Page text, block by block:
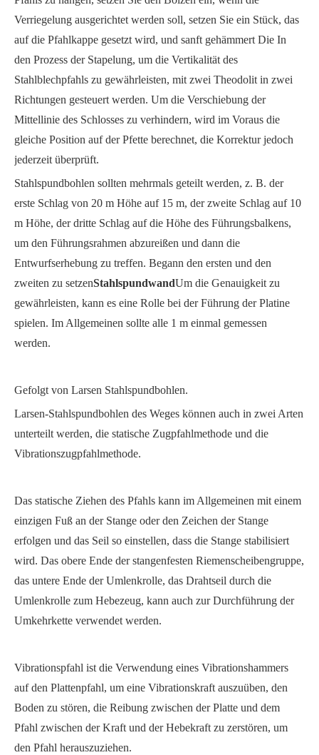
Verriegelung ausgerichtet werden soll, setzen Sie ein Stück, das
auf die Pfahlkappe gesetzt wird, und sanft gehämmert Die In
den Prozess der Stapelung, um die Vertikalität des
Stahlblechpfahls zu gewährleisten, mit zwei Theodolit in zwei
Richtungen gesteuert werden. Um die Verschiebung der
Mittellinie des Schlosses zu verhindern, wird im Voraus die
gleiche Position auf der Pfette berechnet, die Korrektur jedoch
jederzeit überprüft.
Stahlspundbohlen sollten mehrmals geteilt werden, z. B. der
erste Schlag von 20 m Höhe auf 15 m, der zweite Schlag auf 10
m Höhe, der dritte Schlag auf die Höhe des Führungsbalkens,
um den Führungsrahmen abzureißen und dann die
Entwurfserhebung zu treffen. Begann den ersten und den
zweiten zu setzenStahlspundwandUm die Genauigkeit zu
gewährleisten, kann es eine Rolle bei der Führung der Platine
spielen. Im Allgemeinen sollte alle 1 m einmal gemessen
werden.
Gefolgt von Larsen Stahlspundbohlen.
Larsen-Stahlspundbohlen des Weges können auch in zwei Arten
unterteilt werden, die statische Zugpfahlmethode und die
Vibrationszugpfahlmethode.
Das statische Ziehen des Pfahls kann im Allgemeinen mit einem
einzigen Fuß an der Stange oder den Zeichen der Stange
erfolgen und das Seil so einstellen, dass die Stange stabilisiert
wird. Das obere Ende der stangenfesten Riemenscheibengruppe,
das untere Ende der Umlenkrolle, das Drahtseil durch die
Umlenkrolle zum Hebezeug, kann auch zur Durchführung der
Umkehrkette verwendet werden.
Vibrationspfahl ist die Verwendung eines Vibrationshammers
auf den Plattenpfahl, um eine Vibrationskraft auszuüben, den
Boden zu stören, die Reibung zwischen der Platte und dem
Pfahl zwischen der Kraft und der Hebekraft zu zerstören, um
den Pfahl herauszuziehen.